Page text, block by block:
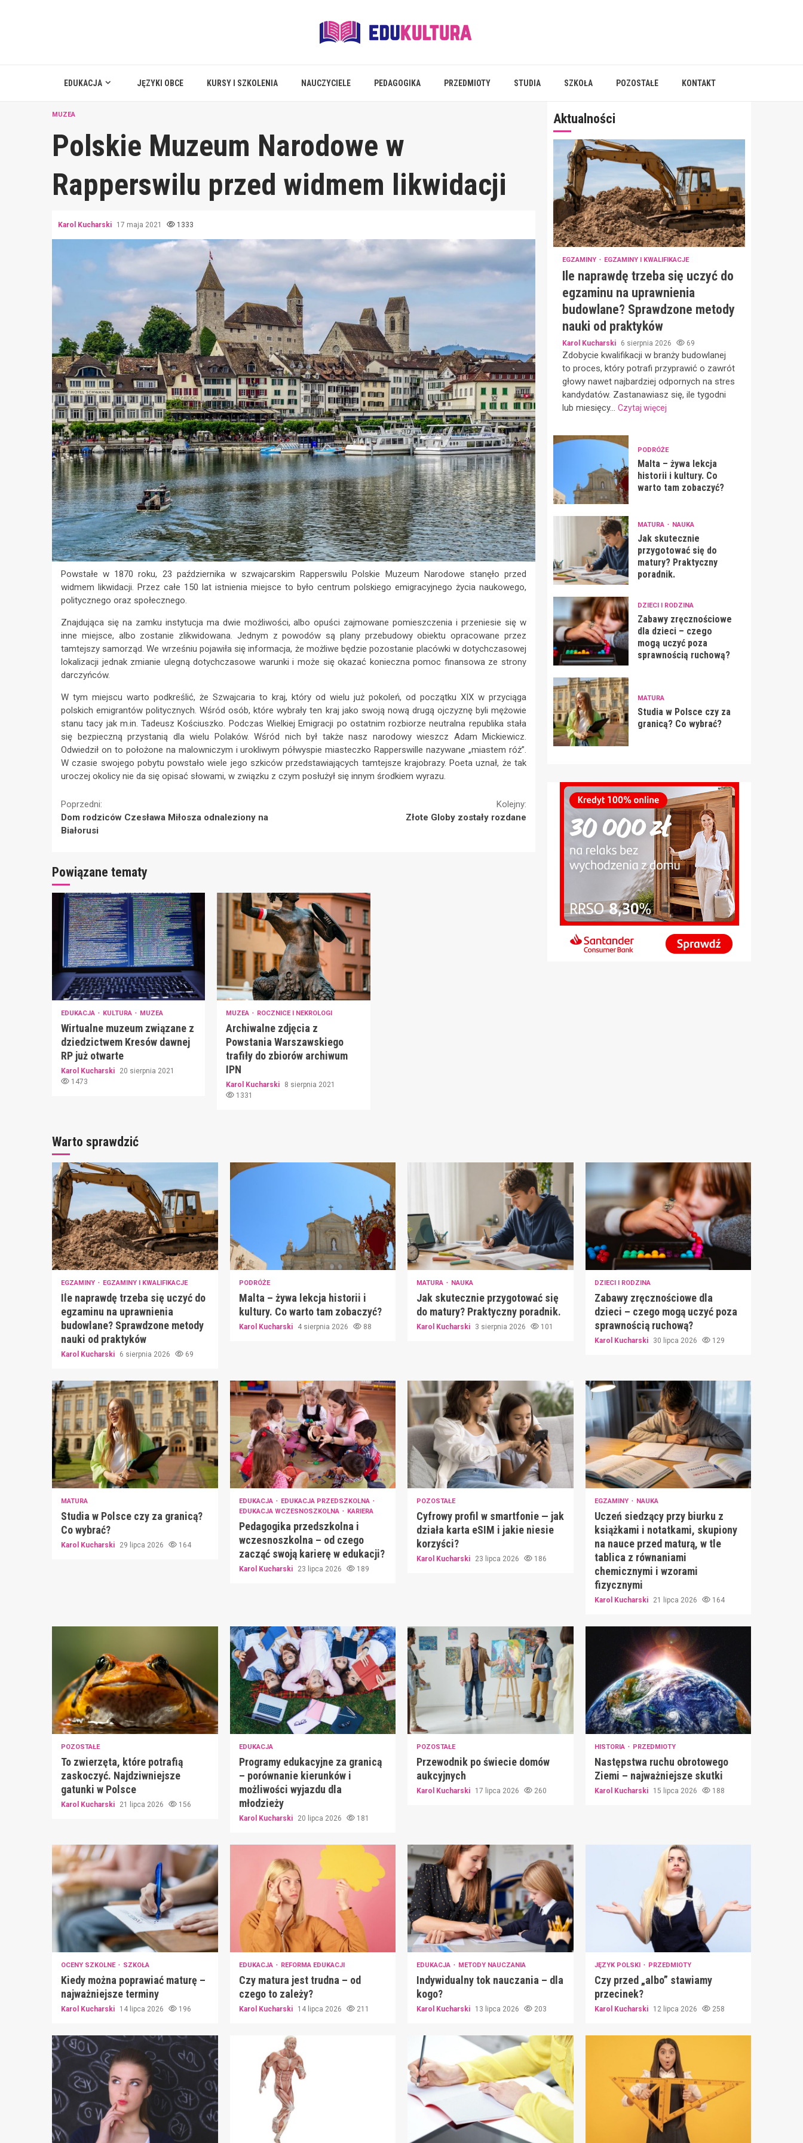
EDUKACJA JĘZYKI OBCE KURSY I SZKOLENIA NAUCZYCIELE PEDAGOGIKA PRZEDMIOTY STUDIA SZKOŁA POZOSTAŁE KONTAKT
MUZEA
Polskie Muzeum Narodowe w
Rapperswilu przed widmem likwidacji
Karol Kucharski 17 maja 2021 1333
Powstałe w 1870 roku, 23 października w szwajcarskim Rapperswilu Polskie Muzeum Narodowe stanęło przed
widmem likwidacji. Przez całe 150 lat istnienia miejsce to było centrum polskiego emigracyjnego życia naukowego,
politycznego oraz społecznego.
Znajdująca się na zamku instytucja ma dwie możliwości, albo opuści zajmowane pomieszczenia i przeniesie się w
inne miejsce, albo zostanie zlikwidowana. Jednym z powodów są plany przebudowy obiektu opracowane przez
tamtejszy samorząd. We wrześniu pojawiła się informacja, że możliwe będzie pozostanie placówki w dotychczasowej
lokalizacji jednak zmianie ulegną dotychczasowe warunki i może się okazać konieczna pomoc finansowa ze strony
darczyńców.
W tym miejscu warto podkreślić, że Szwajcaria to kraj, który od wielu już pokoleń, od początku XIX w przyciąga
polskich emigrantów politycznych. Wśród osób, które wybrały ten kraj jako swoją nową drugą ojczyznę byli mężowie
stanu tacy jak m.in. Tadeusz Kościuszko. Podczas Wielkiej Emigracji po ostatnim rozbiorze neutralna republika stała
się bezpieczną przystanią dla wielu Polaków. Wśród nich był także nasz narodowy wieszcz Adam Mickiewicz.
Odwiedził on to położone na malowniczym i urokliwym półwyspie miasteczko Rapperswille nazywane „miastem róż”.
W czasie swojego pobytu powstało wiele jego szkiców przedstawiających tamtejsze krajobrazy. Poeta uznał, że tak
uroczej okolicy nie da się opisać słowami, w związku z czym posłużył się innym środkiem wyrazu.
Continue
Reading
Poprzedni:
Dom rodziców Czesława Miłosza odnaleziony na
Białorusi
Kolejny:
Złote Globy zostały rozdane
Powiązane tematy
EDUKACJA KULTURA MUZEA
Wirtualne muzeum związane z
dziedzictwem Kresów dawnej
RP już otwarte
Karol Kucharski
20 sierpnia 2021
1473
MUZEA ROCZNICE I NEKROLOGI
Archiwalne zdjęcia z
Powstania Warszawskiego
trafiły do zbiorów archiwum
IPN
Karol Kucharski
8 sierpnia 2021
1331
Aktualności
EGZAMINY EGZAMINY I KWALIFIKACJE
Ile naprawdę trzeba się uczyć do
egzaminu na uprawnienia
budowlane? Sprawdzone metody
nauki od praktyków
Karol Kucharski 6 sierpnia 2026 69
Zdobycie kwalifikacji w branży budowlanej
to proces, który potrafi przyprawić o zawrót
głowy nawet najbardziej odpornych na stres
kandydatów. Zastanawiasz się, ile tygodni
lub miesięcy... Czytaj więcej
PODRÓŻE
Malta – żywa lekcja
historii i kultury. Co
warto tam zobaczyć?
MATURA NAUKA
Jak skutecznie
przygotować się do
matury? Praktyczny
poradnik.
DZIECI I RODZINA
Zabawy zręcznościowe
dla dzieci – czego
mogą uczyć poza
sprawnością ruchową?
MATURA
Studia w Polsce czy za
granicą? Co wybrać?
Warto sprawdzić
EGZAMINY EGZAMINY I KWALIFIKACJE
Ile naprawdę trzeba się uczyć do
egzaminu na uprawnienia
budowlane? Sprawdzone metody
nauki od praktyków
Karol Kucharski 6 sierpnia 2026 69
PODRÓŻE
Malta – żywa lekcja historii i
kultury. Co warto tam zobaczyć?
Karol Kucharski 4 sierpnia 2026 88
MATURA NAUKA
Jak skutecznie przygotować się
do matury? Praktyczny poradnik.
Karol Kucharski 3 sierpnia 2026 101
DZIECI I RODZINA
Zabawy zręcznościowe dla
dzieci – czego mogą uczyć poza
sprawnością ruchową?
Karol Kucharski 30 lipca 2026 129
MATURA
Studia w Polsce czy za granicą?
Co wybrać?
Karol Kucharski 29 lipca 2026 164
EDUKACJA
EDUKACJA PRZEDSZKOLNA
EDUKACJA WCZESNOSZKOLNA
KARIERA
Pedagogika przedszkolna i
wczesnoszkolna – od czego
zacząć swoją karierę w edukacji?
Karol Kucharski 23 lipca 2026 189
POZOSTAŁE
Cyfrowy profil w smartfonie — jak
działa karta eSIM i jakie niesie
korzyści?
Karol Kucharski 23 lipca 2026 186
EGZAMINY NAUKA
Uczeń siedzący przy biurku z
książkami i notatkami, skupiony
na nauce przed maturą, w tle
tablica z równaniami
chemicznymi i wzorami
fizycznymi
Karol Kucharski 21 lipca 2026 164
POZOSTAŁE
To zwierzęta, które potrafią
zaskoczyć. Najdziwniejsze
gatunki w Polsce
Karol Kucharski 21 lipca 2026 156
EDUKACJA
Programy edukacyjne za granicą
– porównanie kierunków i
możliwości wyjazdu dla
młodzieży
Karol Kucharski 20 lipca 2026 181
POZOSTAŁE
Przewodnik po świecie domów
aukcyjnych
Karol Kucharski 17 lipca 2026 260
HISTORIA PRZEDMIOTY
Następstwa ruchu obrotowego
Ziemi – najważniejsze skutki
Karol Kucharski 15 lipca 2026 188
OCENY SZKOLNE SZKOŁA
Kiedy można poprawiać maturę –
najważniejsze terminy
Karol Kucharski 14 lipca 2026 196
EDUKACJA REFORMA EDUKACJI
Czy matura jest trudna – od
czego to zależy?
Karol Kucharski 14 lipca 2026 211
EDUKACJA METODY NAUCZANIA
Indywidualny tok nauczania – dla
kogo?
Karol Kucharski 13 lipca 2026 203
JĘZYK POLSKI PRZEDMIOTY
Czy przed „albo” stawiamy
przecinek?
Karol Kucharski 12 lipca 2026 258